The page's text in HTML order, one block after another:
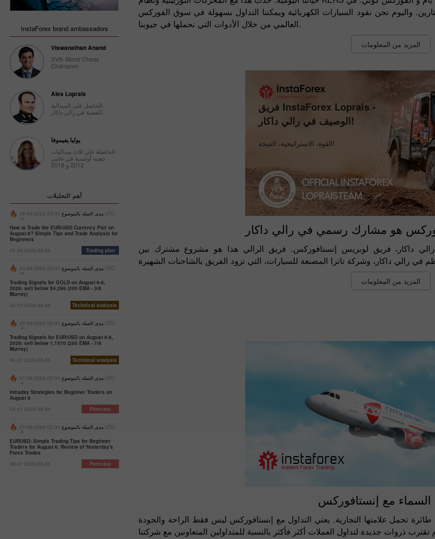
واليوم نحن نقود السيارات الكهربائية ويمكننا التداول بسهولة في سوق الفوركس
العالمي من خلال الأدوات التي نحملها في جيوبنا.
المزيد من المعلومات
فريق InstaForex Loprais -
الوصيف في رالي داكار!
القوة، الاستراتيجية، النتيجة!
هو مشارك رسمي في رالي داكار
داكار، فريق لوبريس إنستافوركس. فريق الرالي هذا هو مشروع مشترك بين
المزيد من المعلومات
تحمل علامتها التجارية. يعني التداول مع إنستافوركس ليس فقط الراحة والجودة
InstaForex brand ambassadors
Viswanathan Anand
XVth World Chess
Champion
Ales Loprais
الحاصل على الميدالية
يوليا يفيموفا
الحاصلة على ثلاث ميداليات
ذهبية أولمبية في عامي
2012 و 2016
أهم التحليلات
مدى الصلة بالموضوع 23:00 2026-08-06 UTC-
-4
How to Trade the EUR/USD Currency Pair on
August 6? Simple Tips and Trade Analysis for
Beginners
05:39 2026-08-06
Trading plan
مدى الصلة بالموضوع 00:00 2026-08-20 UTC-
-4
Trading Signals for GOLD on August 6-8,
2026: sell below $4,296 (200 EMA - 3/8
Murray)
06:15 2026-08-06
Technical analysis
مدى الصلة بالموضوع 00:00 2026-08-20 UTC-
-4
Trading Signals for EUR/USD on August 6-8,
2026: sell below 1.1570 (200 EMA - 7/8
Murray)
06:27 2026-08-06
Technical analysis
مدى الصلة بالموضوع 02:00 2026-08-07 UTC-
-4
Intraday Strategies for Beginner Traders on
August 6
08:41 2026-08-06
Forecast
مدى الصلة بالموضوع 02:00 2026-08-07 UTC-
-4
EURUSD: Simple Trading Tips for Beginner
Traders for August 6. Review of Yesterday's
Forex Trades
08:41 2026-08-06
Forecast